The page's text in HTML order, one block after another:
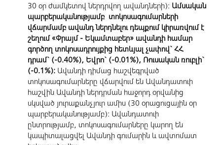
30 օր ժամկետով ներդրվող ավանդների): Ամսական
պարբերականությամբ տոկոսագումարների
վճարմամբ ավանդ ներդնելու դեպքում կիրառվում է
շեղում «Փրայմ - Եկամտաբեր» ավանդի համար
գործող տոկոսադրույքից հետևյալ չափով` ՀՀ
դրամ` (-0.40%), Եվրո` (-0.01%), Ռուսական ռուբլի`
(-0.1%): Ավանդի դիմաց հաշվեգրված
տոկոսագումարները վճարվում են Ավանդատուի
հաշվին Ավանդի ներդրման հաջորդ օրվանից
սկսված յուրաքանչյուր ամիս (30 օրացուցային օր
պարբերականությամբ): Ավանդատուի
ընտրությամբ, տոկոսագումարները կարող են
կապիտալացվել Ավանդի գումարին և ավտոմատ